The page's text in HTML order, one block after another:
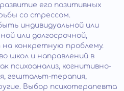
его позитивных
со стрессом.
индивидуальной или
или долгосрочной,
конкретную проблему.
школ и направлений в
психоанализ, когнитивно-
гештальт-терапия,
Выбор психотерапевта